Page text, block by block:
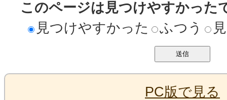
このページは見つけやすかった
見つけやすかった
ふつう
PC版で見る